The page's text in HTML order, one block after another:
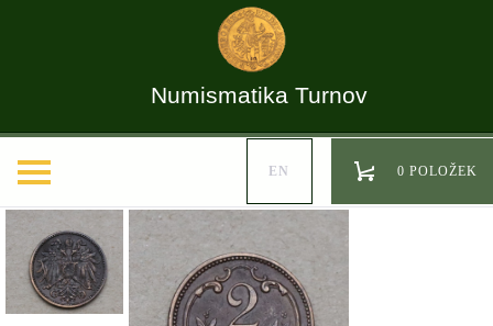
Numismatika Turnov
EN 0 POLOŽEK